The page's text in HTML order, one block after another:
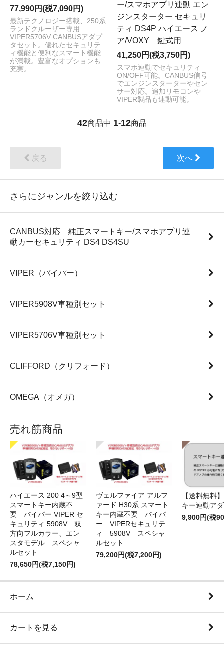
77,990円(税7,090円)
最新テクノロジー搭載、250系
ランドクルーザー専用
VIPER5706V CANBUSアダプ
タセット。優れたセキュリテ
ィ機能と便利なスマート機能
が満載。豊富なオプションも
充実。
ー/スマホアプリ連動 エン
ジンスターター セキュリ
ティ DS4P ハイエース ノ
ア/VOXY 鍵式用
41,250円(税3,750円)
スマホ連動でセキュリティ
ON/OFF可能。CANBUS信号
でエンジンスターターやセン
サー対応。追加リモコンや
VIPER製品も連動可能。
42商品中 1-12商品
戻る 次へ
さらにジャンルを絞り込む
CANBUS対応 純正スマートキー/スマホアプリ連
動カーセキュリティ DS4 DS4SU
VIPER（バイパー）
VIPER5908V車種別セット
VIPER5706V車種別セット
CLIFFORD（クリフォード）
OMEGA（オメガ）
売れ筋商品
ハイエース 200 4～9型
スマートキー内蔵不
要 バイパー VIPER セ
キュリティ 5908V 双
方向フルカラー、エン
スタモデル スペシャ
ルセット
78,650円(税7,150円)
ヴェルファイア アルフ
ァード H30系 スマート
キー内蔵不要 バイパ
ー VIPERセキュリテ
ィ 5908V スペシャ
ルセット
79,200円(税7,200円)
【送料無料
キー連動ア
9,900円(税
ホーム
カートを見る